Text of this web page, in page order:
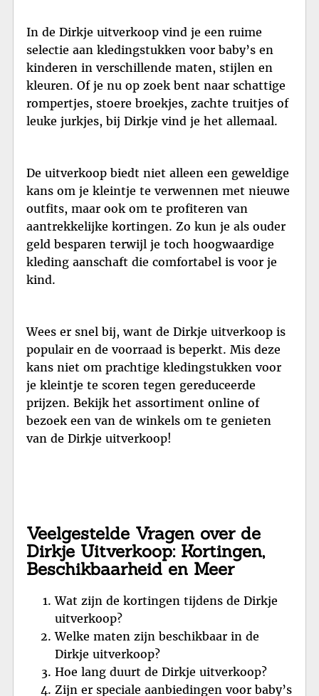
In de Dirkje uitverkoop vind je een ruime
selectie aan kledingstukken voor baby’s en
kinderen in verschillende maten, stijlen en
kleuren. Of je nu op zoek bent naar schattige
rompertjes, stoere broekjes, zachte truitjes of
leuke jurkjes, bij Dirkje vind je het allemaal.
De uitverkoop biedt niet alleen een geweldige
kans om je kleintje te verwennen met nieuwe
outfits, maar ook om te profiteren van
aantrekkelijke kortingen. Zo kun je als ouder
geld besparen terwijl je toch hoogwaardige
kleding aanschaft die comfortabel is voor je
kind.
Wees er snel bij, want de Dirkje uitverkoop is
populair en de voorraad is beperkt. Mis deze
kans niet om prachtige kledingstukken voor
je kleintje te scoren tegen gereduceerde
prijzen. Bekijk het assortiment online of
bezoek een van de winkels om te genieten
van de Dirkje uitverkoop!
Veelgestelde Vragen over de
Dirkje Uitverkoop: Kortingen,
Beschikbaarheid en Meer
Wat zijn de kortingen tijdens de Dirkje
uitverkoop?
Welke maten zijn beschikbaar in de
Dirkje uitverkoop?
Hoe lang duurt de Dirkje uitverkoop?
Zijn er speciale aanbiedingen voor baby’s